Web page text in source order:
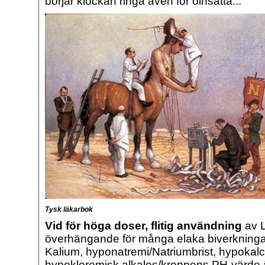
Tysk läkarbok
Vid för höga doser, flitig användning av
överhängande för många elaka
Kalium, hyponatremi/Natriumbrist,